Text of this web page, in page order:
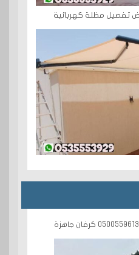
تفصيل مظلة كهربائية
كرفانات ساندوتش بانل الرياض 0500559613 كرفان جاهزة